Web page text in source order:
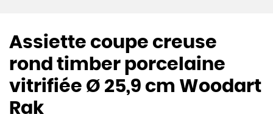
Assiette coupe creuse
rond timber porcelaine
vitrifiée Ø 25,9 cm Woodart
Rak